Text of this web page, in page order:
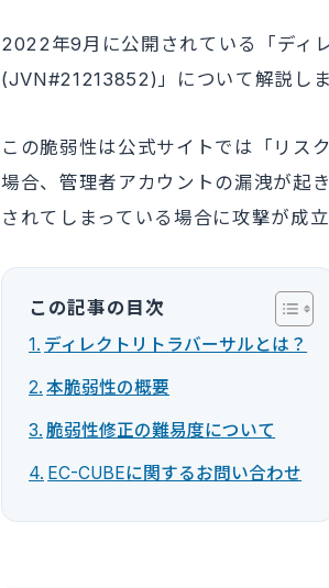
2022年9月に公開されている「ディ
(JVN#21213852)」について解説しま
この脆弱性は公式サイトでは「リス
場合、管理者アカウントの漏洩が起
されてしまっている場合に攻撃が成立
この記事の目次
ディレクトリトラバーサルとは？
本脆弱性の概要
脆弱性修正の難易度について
EC-CUBEに関するお問い合わせ